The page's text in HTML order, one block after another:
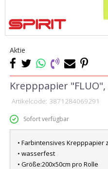
Aktie
Krepppapier "FLUO",
Artikelcode: 3871284069291
Sofort verfügbar
• Farbintensives
• wasserfest
• Größe:200x50cm pro Rolle